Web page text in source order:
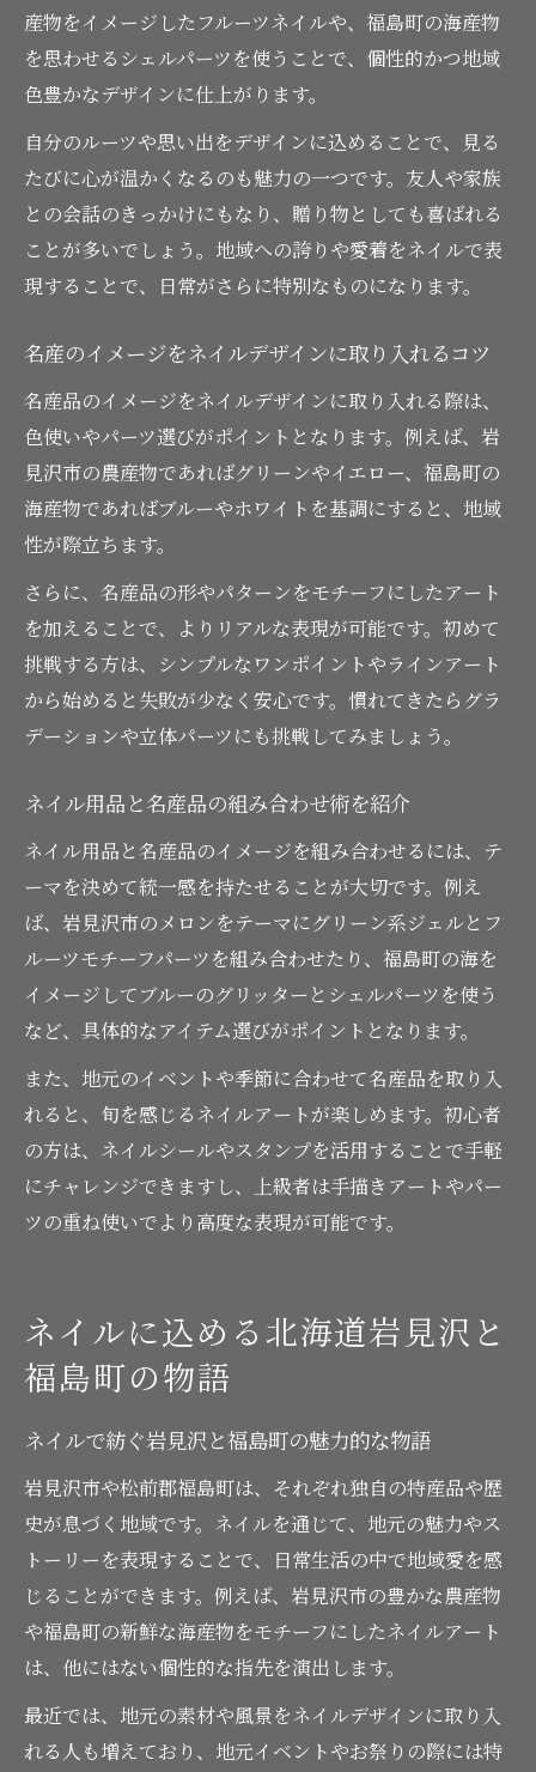
産物をイメージしたフルーツネイルや、福島町の海産物
を思わせるシェルパーツを使うことで、個性的かつ地域
色豊かなデザインに仕上がります。
自分のルーツや思い出をデザインに込めることで、見る
たびに心が温かくなるのも魅力の一つです。友人や家族
との会話のきっかけにもなり、贈り物としても喜ばれる
ことが多いでしょう。地域への誇りや愛着をネイルで表
現することで、日常がさらに特別なものになります。
名産のイメージをネイルデザインに取り入れるコツ
名産品のイメージをネイルデザインに取り入れる際は、
色使いやパーツ選びがポイントとなります。例えば、岩
見沢市の農産物であればグリーンやイエロー、福島町の
海産物であればブルーやホワイトを基調にすると、地域
性が際立ちます。
さらに、名産品の形やパターンをモチーフにしたアート
を加えることで、よりリアルな表現が可能です。初めて
挑戦する方は、シンプルなワンポイントやラインアート
から始めると失敗が少なく安心です。慣れてきたらグラ
デーションや立体パーツにも挑戦してみましょう。
ネイル用品と名産品の組み合わせ術を紹介
ネイル用品と名産品のイメージを組み合わせるには、テ
ーマを決めて統一感を持たせることが大切です。例え
ば、岩見沢市のメロンをテーマにグリーン系ジェルとフ
ルーツモチーフパーツを組み合わせたり、福島町の海を
イメージしてブルーのグリッターとシェルパーツを使う
など、具体的なアイテム選びがポイントとなります。
また、地元のイベントや季節に合わせて名産品を取り入
れると、旬を感じるネイルアートが楽しめます。初心者
の方は、ネイルシールやスタンプを活用することで手軽
にチャレンジできますし、上級者は手描きアートやパー
ツの重ね使いでより高度な表現が可能です。
ネイルに込める北海道岩見沢と
福島町の物語
ネイルで紡ぐ岩見沢と福島町の魅力的な物語
岩見沢市や松前郡福島町は、それぞれ独自の特産品や歴
史が息づく地域です。ネイルを通じて、地元の魅力やス
トーリーを表現することで、日常生活の中で地域愛を感
じることができます。例えば、岩見沢市の豊かな農産物
や福島町の新鮮な海産物をモチーフにしたネイルアート
は、他にはない個性的な指先を演出します。
最近では、地元の素材や風景をネイルデザインに取り入
れる人も増えており、地元イベントやお祭りの際には特